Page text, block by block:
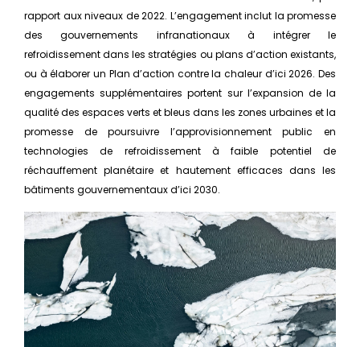
rapport aux niveaux de 2022. L’engagement inclut la promesse
des gouvernements infranationaux à intégrer le
refroidissement dans les stratégies ou plans d’action existants,
ou à élaborer un Plan d’action contre la chaleur d’ici 2026. Des
engagements supplémentaires portent sur l’expansion de la
qualité des espaces verts et bleus dans les zones urbaines et la
promesse de poursuivre l’approvisionnement public en
technologies de refroidissement à faible potentiel de
réchauffement planétaire et hautement efficaces dans les
bâtiments gouvernementaux d’ici 2030.